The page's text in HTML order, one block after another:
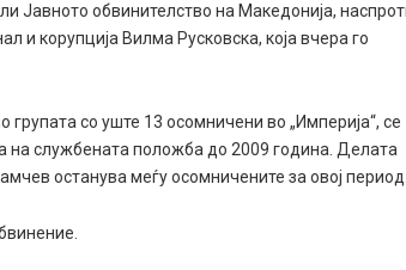
Јавното обвинителство на Македонија,
корупција Вилма Русковска, која вчера го
со уште 13 осомничени во „Империја“, се
на службената положба до 2009 година. Делата
останува меѓу осомничените за овој